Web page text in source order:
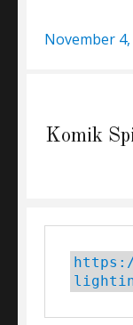
Posted
November 4,
navigation
Komik